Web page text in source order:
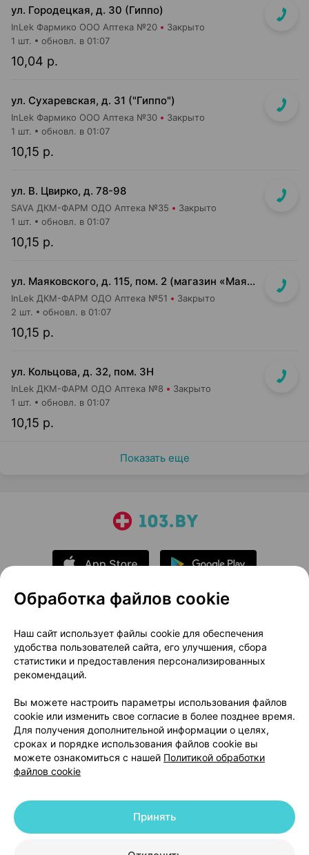
ул. Городецкая, д. 30 (Гиппо)
InLek Фармико ООО Аптека №20 Закрыто
10,04 р.
1 шт. обновл. в 01:07
ул. Сухаревская, д. 31 ("Гиппо")
InLek Фармико ООО Аптека №30 Закрыто
10,15 р.
1 шт. обновл. в 01:07
ул. В. Цвирко, д. 78-98
SAVA ДКМ-ФАРМ ОДО Аптека №35 Закрыто
10,15 р.
1 шт. обновл. в 01:07
ул. Маяковского, д. 115, пом. 2 (магазин «Маяк»)
InLek ДКМ-ФАРМ ОДО Аптека №51 Закрыто
10,15 р.
2 шт. обновл. в 01:07
ул. Кольцова, д. 32, пом. 3Н
InLek ДКМ-ФАРМ ОДО Аптека №8 Закрыто
10,15 р.
1 шт. обновл. в 01:07
Показать еще
О проекте
Новости проекта
Размещение рекламы
Медицинский маркетинг
Публичный договор
Доставка
Способы оплаты
Вакансии
Партнеры
Написать руководителю 103.by
Написать в поддержку
Персональные настройки Cookie
© 2026 ООО «Артокс Лаб», УНП 191700409 | 220012, Республика Беларусь,
+375 291212755
Обработка файлов cookie
Наш сайт использует файлы cookie для обеспечения
удобства пользователей сайта, его улучшения, сбора
статистики и предоставления персонализированных
рекомендаций.
Вы можете настроить параметры использования файлов
cookie или изменить свое согласие в более позднее время.
Для получения дополнительной информации о целях,
сроках и порядке использования файлов cookie вы
можете ознакомиться с нашей Политикой обработки
файлов cookie
Принять